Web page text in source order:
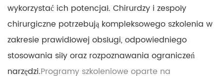
wykorzystać ich potencjał. Chirurdzy i zespoły
chirurgiczne potrzebują kompleksowego szkolenia w
zakresie prawidłowej obsługi, odpowiedniego
stosowania siły oraz rozpoznawania ograniczeń
narzędzi.Programy szkoleniowe oparte na